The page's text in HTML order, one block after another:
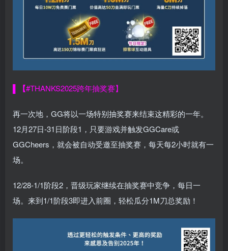
▌【#THANKS2025跨年抽奖赛】
再一次地，GG将以一场特别抽奖赛来结束这精彩的一年。
12月27日-31日阶段1，只要游戏并触发GGCare或
GGCheers，就会被自动受邀至抽奖赛，每天每2小时就有一
场。
12/28-1/1阶段2，晋级玩家继续在抽奖赛中竞争，每日一
场。来到1/1阶段3即进入前圈，轻松瓜分1M刀总奖励！